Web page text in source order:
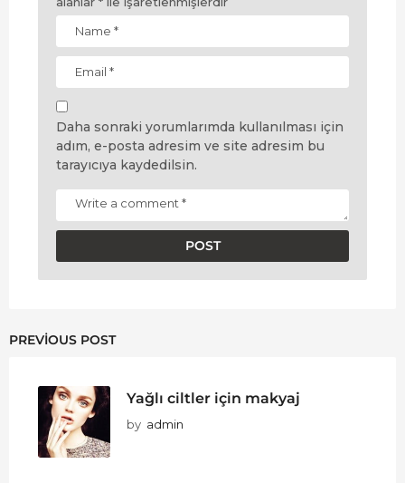
Daha sonraki yorumlarımda kullanılması için
adım, e-posta adresim ve site adresim bu
tarayıcıya kaydedilsin.
PREVIOUS POST
Yağlı ciltler için makyaj
by admin